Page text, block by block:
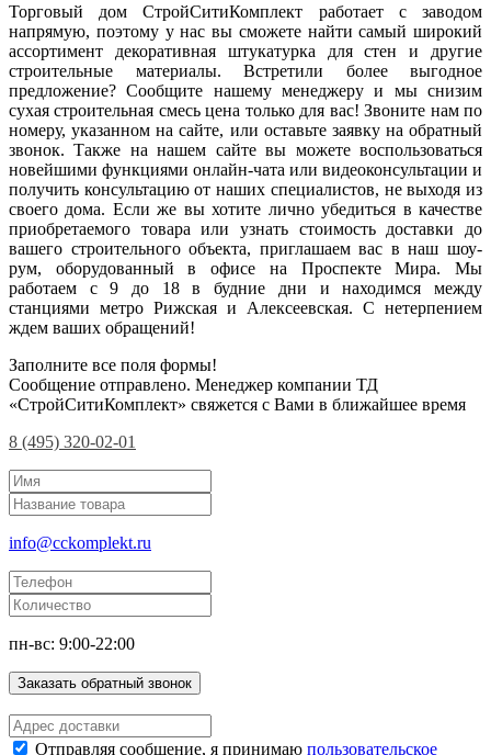
Торговый дом СтройСитиКомплект работает с заводом
напрямую, поэтому у нас вы сможете найти самый широкий
ассортимент декоративная штукатурка для стен и другие
строительные материалы. Встретили более выгодное
предложение? Сообщите нашему менеджеру и мы снизим
сухая строительная смесь цена только для вас! Звоните нам по
номеру, указанном на сайте, или оставьте заявку на обратный
звонок. Также на нашем сайте вы можете воспользоваться
новейшими функциями онлайн-чата или видеоконсультации и
получить консультацию от наших специалистов, не выходя из
своего дома. Если же вы хотите лично убедиться в качестве
приобретаемого товара или узнать стоимость доставки до
вашего строительного объекта, приглашаем вас в наш шоу-
рум, оборудованный в офисе на Проспекте Мира. Мы
работаем с 9 до 18 в будние дни и находимся между
станциями метро Рижская и Алексеевская. С нетерпением
ждем ваших обращений!
Заполните все поля формы!
Сообщение отправлено. Менеджер компании ТД
«СтройСитиКомплект» свяжется с Вами в ближайшее время
8 (495) 320-02-01
info@cckomplekt.ru
пн-вс: 9:00-22:00
Заказать обратный звонок
Отправляя сообщение, я принимаю пользовательское